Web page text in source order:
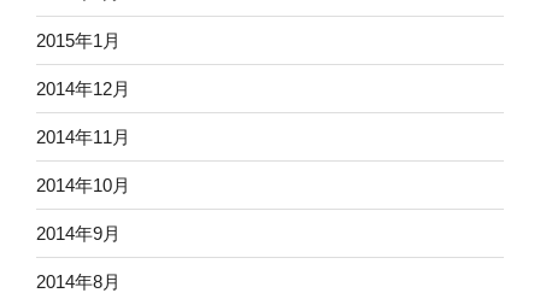
2015年1月
2014年12月
2014年11月
2014年10月
2014年9月
2014年8月